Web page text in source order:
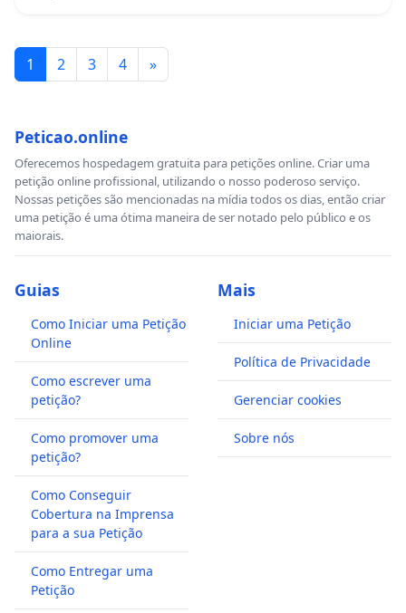
1 2 3 4 »
Peticao.online
Oferecemos hospedagem gratuita para petições online. Criar uma
petição online profissional, utilizando o nosso poderoso serviço.
Nossas petições são mencionadas na mídia todos os dias, então criar
uma petição é uma ótima maneira de ser notado pelo público e os
maiorais.
Guias
Como Iniciar uma Petição
Online
Como escrever uma
petição?
Como promover uma
petição?
Como Conseguir
Cobertura na Imprensa
para a sua Petição
Como Entregar uma
Petição
Mais
Iniciar uma Petição
Política de Privacidade
Gerenciar cookies
Sobre nós